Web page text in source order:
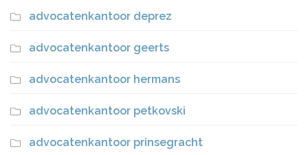
advocatenkantoor deprez
advocatenkantoor geerts
advocatenkantoor hermans
advocatenkantoor petkovski
advocatenkantoor prinsegracht